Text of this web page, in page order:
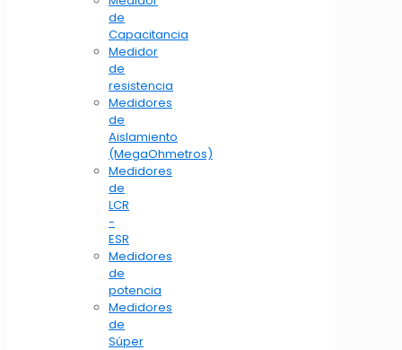
de
Capacitancia
Medidor
de
resistencia
Medidores
de
Aislamiento
(MegaOhmetros)
Medidores
de
LCR
-
ESR
Medidores
de
potencia
Medidores
de
Súper